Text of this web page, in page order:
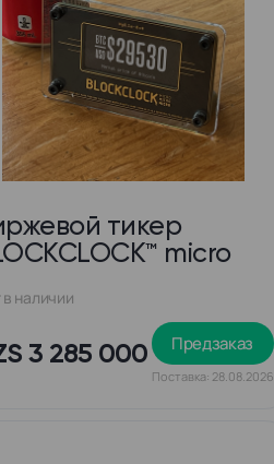
тикер
micro
наличии
3 285 000 Предзаказ
Поставка: 28.08.2026